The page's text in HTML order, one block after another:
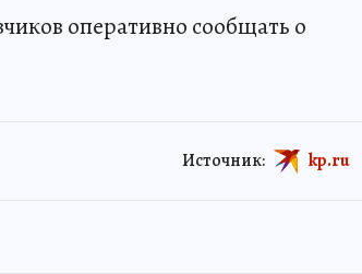
оперативно сообщать о
Источник: kp.ru